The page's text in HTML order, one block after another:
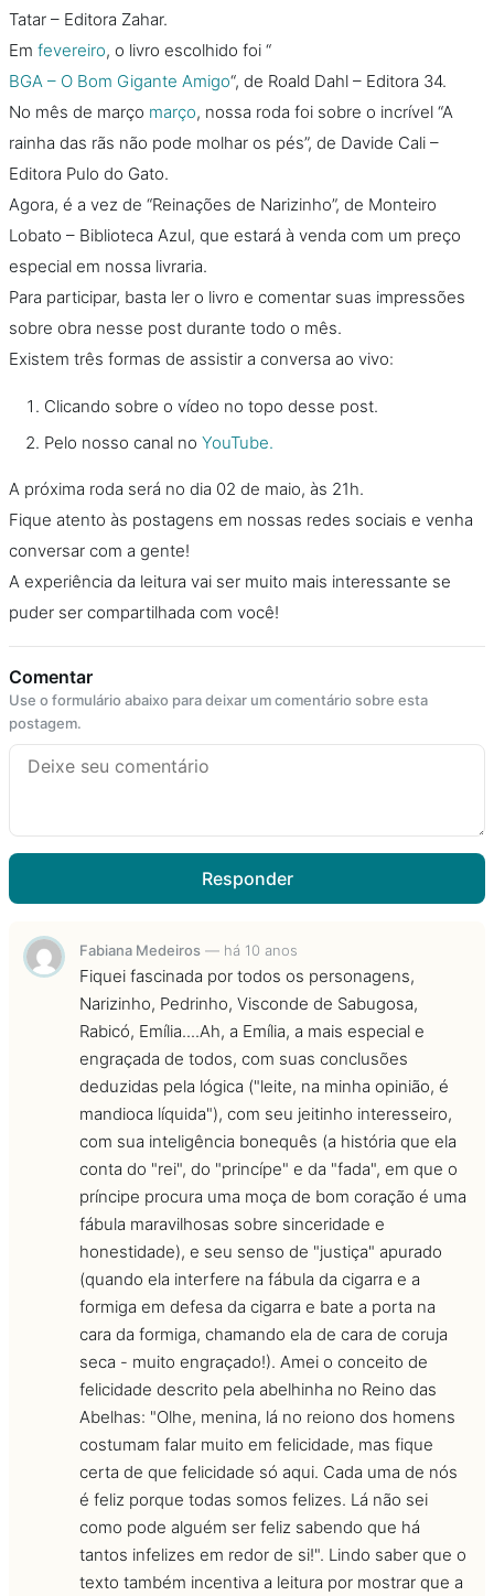
Tatar – Editora Zahar.
Em fevereiro, o livro escolhido foi “
BGA – O Bom Gigante Amigo“, de Roald Dahl – Editora 34.
No mês de março março, nossa roda foi sobre o incrível “A
rainha das rãs não pode molhar os pés”, de Davide Cali –
Editora Pulo do Gato.
Agora, é a vez de “Reinações de Narizinho”, de Monteiro
Lobato – Biblioteca Azul, que estará à venda com um preço
especial em nossa livraria.
Para participar, basta ler o livro e comentar suas impressões
sobre obra nesse post durante todo o mês.
Existem três formas de assistir a conversa ao vivo:
Clicando sobre o vídeo no topo desse post.
Pelo nosso canal no YouTube.
A próxima roda será no dia 02 de maio, às 21h.
Fique atento às postagens em nossas redes sociais e venha
conversar com a gente!
A experiência da leitura vai ser muito mais interessante se
puder ser compartilhada com você!
Comentar
Use o formulário abaixo para deixar um comentário sobre esta
postagem.
Responder
Fabiana Medeiros — há 10 anos
Fiquei fascinada por todos os personagens,
Narizinho, Pedrinho, Visconde de Sabugosa,
Rabicó, Emília....Ah, a Emília, a mais especial e
engraçada de todos, com suas conclusões
deduzidas pela lógica ("leite, na minha opinião, é
mandioca líquida"), com seu jeitinho interesseiro,
com sua inteligência bonequês (a história que ela
conta do "rei", do "princípe" e da "fada", em que o
príncipe procura uma moça de bom coração é uma
fábula maravilhosas sobre sinceridade e
honestidade), e seu senso de "justiça" apurado
(quando ela interfere na fábula da cigarra e a
formiga em defesa da cigarra e bate a porta na
cara da formiga, chamando ela de cara de coruja
seca - muito engraçado!). Amei o conceito de
felicidade descrito pela abelhinha no Reino das
Abelhas: "Olhe, menina, lá no reiono dos homens
costumam falar muito em felicidade, mas fique
certa de que felicidade só aqui. Cada uma de nós
é feliz porque todas somos felizes. Lá não sei
como pode alguém ser feliz sabendo que há
tantos infelizes em redor de si!". Lindo saber que o
texto também incentiva a leitura por mostrar que a